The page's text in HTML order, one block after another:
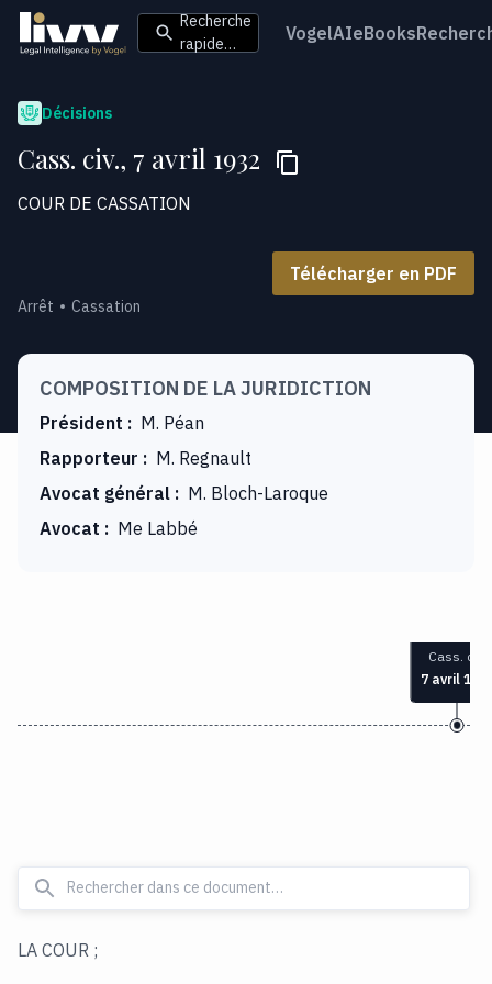
Recherche
rapide…
VogelAIeBooks
Décisions
Cass. civ., 7 avril 1932
COUR DE CASSATION
Télécharger en PDF
Arrêt Cassation
COMPOSITION DE LA JURIDICTION
Président : M. Péan
Rapporteur : M. Regnault
Avocat général : M. Bloch-Laroque
Avocat : Me Labbé
Cass. civ.
7 avril
LA COUR ;